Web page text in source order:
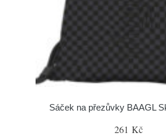
Sáček na přezůvky BAAGL
261 Kč